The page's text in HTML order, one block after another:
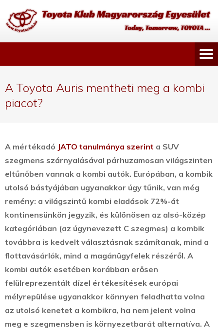
A Toyota Auris mentheti meg a kombi
piacot?
A mértékadó JATO tanulmánya szerint a SUV
szegmens szárnyalásával párhuzamosan világszinten
eltűnőben vannak a kombi autók. Európában, a kombik
utolsó bástyájában ugyanakkor úgy tűnik, van még
remény: a világszintű kombi eladások 72%-át
kontinensünkön jegyzik, és különösen az alsó-közép
kategóriában (az úgynevezett C szegmes) a kombik
továbbra is kedvelt választásnak számítanak, mind a
flottavásárlók, mind a magánügyfelek részéről. A
kombi autók esetében korábban erősen
felülreprezentált dízel értékesítések európai
mélyrepülése ugyanakkor könnyen feladhatta volna
az utolsó kenetet a kombikra, ha nem jelent volna
meg e szegmensben is környezetbarát alternatíva. A